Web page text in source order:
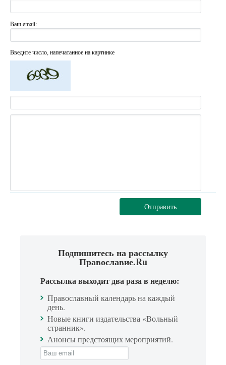
Ваш email:
Введите число, напечатанное на картинке
Отправить
Подпишитесь на рассылку
Православие.Ru
Рассылка выходит два раза в неделю:
Православный календарь на каждый
день.
Новые книги издательства «Вольный
странник».
Анонсы предстоящих мероприятий.